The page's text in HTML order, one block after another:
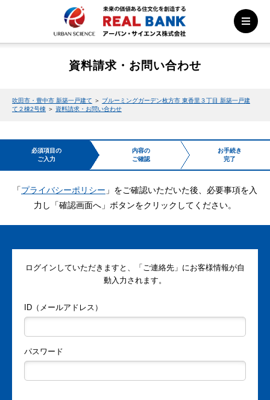
資料請求・お問い合わせ
吹田市・豊中市 新築一戸建て ＞ ブルーミングガーデン枚方市 東香里３丁目 新築一戸建
て２棟2号棟 ＞ 資料請求・お問い合わせ
必須項目の
ご入力
内容の
ご確認
お手続き
完了
「プライバシーポリシー 」をご確認いただいた後、必要事項を入
力し「確認画面へ」ボタンをクリックしてください。
ログインしていただきますと、「ご連絡先」にお客様情報が自
動入力されます。
ID（メールアドレス）
パスワード